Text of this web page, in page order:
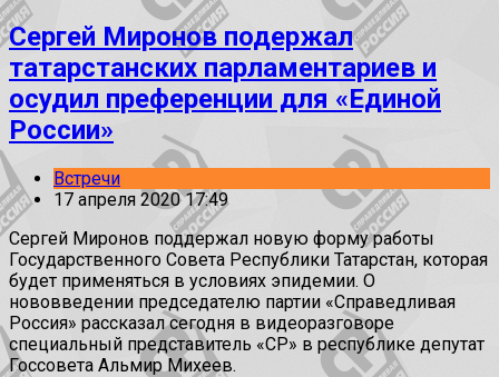
Сергей Миронов подержал
татарстанских парламентариев и
осудил преференции для «Единой
России»
Встречи
17 апреля 2020 17:49
Сергей Миронов поддержал новую форму работы
Государственного Совета Республики Татарстан, которая
будет применяться в условиях эпидемии. О
нововведении председателю партии «Справедливая
Россия» рассказал сегодня в видеоразговоре
специальный представитель «СР» в республике депутат
Госсовета Альмир Михеев.